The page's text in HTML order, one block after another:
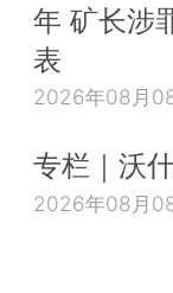
年 矿长涉
表
2026年08月
专栏｜沃
2026年08月